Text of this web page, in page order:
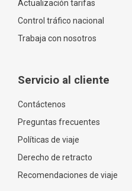
Actualización tarifas
Control tráfico nacional
Trabaja con nosotros
Servicio al cliente
Contáctenos
Preguntas frecuentes
Políticas de viaje
Derecho de retracto
Recomendaciones de viaje